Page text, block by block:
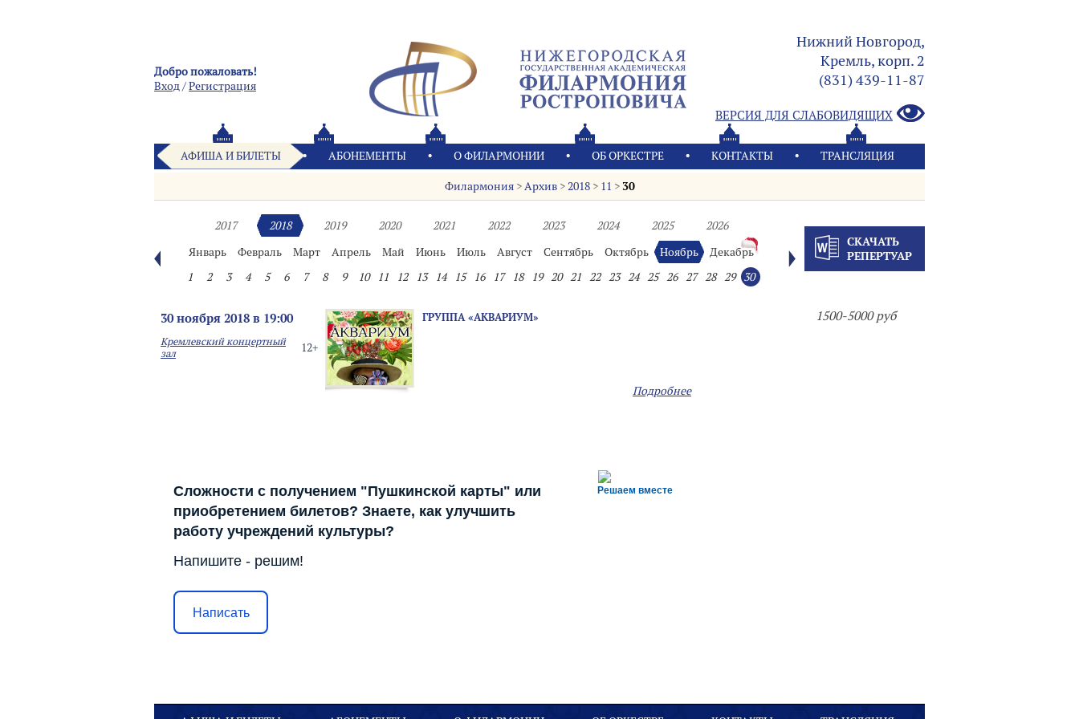
Добро пожаловать!
Вход/Pегистрация
Нижний Новгород,
Кремль, корп. 2
(831) 439-11-87
ВЕРСИЯ ДЛЯ СЛАБОВИДЯЩИХ
АФИША И БИЛЕТЫ АБОНЕМЕНТЫ О ФИЛАРМОНИИ OБ ОРКЕСТРЕ КОНТАКТЫ ТРАНСЛЯЦИЯ
Филармония>Архив>2018> 11 > 30
2017 2018 2019 2020 2021 2022 2023 2024 2025
2026
Январь
Февраль Март Апрель Май Июнь Июль Август Сентябрь Октябрь Ноябрь
Декабрь
1
2 3 4 5 6 7 8 9 10 11 12 13 14 15 16 17 18 19 20 21 22 23 24 25 26 27 28 29 30
СКАЧАТЬ
РЕПЕРТУАР
30 ноября 2018 в 19:00
12+
Кремлевский концертный
зал
ГРУППА «АКВАРИУМ»
Подробнее
1500-5000 руб
Решаем вместе
Сложности с получением "Пушкинской карты" или
приобретением билетов? Знаете, как улучшить
работу учреждений культуры?
Напишите - решим!
Написать